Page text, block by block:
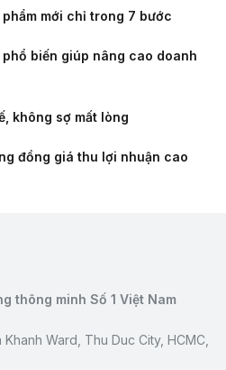
mới chỉ trong 7 bước
biến giúp nâng cao doanh
không sợ mất lòng
đồng giá thu lợi nhuận cao
thông minh Số 1 Việt Nam
Ward, Thu Duc City, HCMC,